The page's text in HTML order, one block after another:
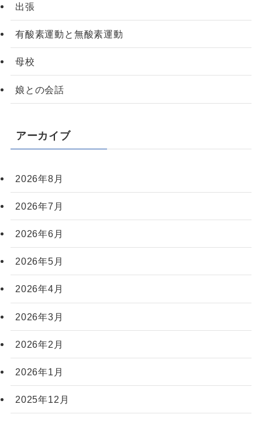
出張
有酸素運動と無酸素運動
母校
娘との会話
アーカイブ
2026年8月
2026年7月
2026年6月
2026年5月
2026年4月
2026年3月
2026年2月
2026年1月
2025年12月